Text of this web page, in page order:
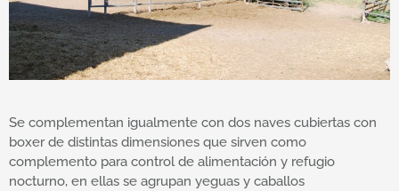
Se complementan igualmente con dos naves cubiertas con
boxer de distintas dimensiones que sirven como
complemento para control de alimentación y refugio
nocturno, en ellas se agrupan yeguas y caballos